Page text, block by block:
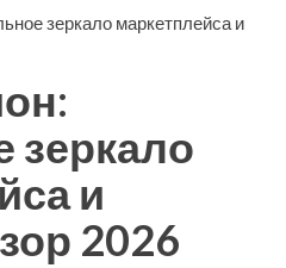
зеркало маркетплейса и
зеркало
и
2026